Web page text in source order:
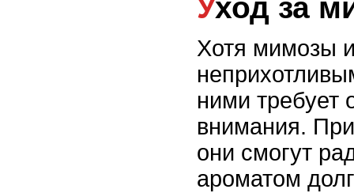
Уход за
Хотя мимозы
ними требует
внимания.
они смогут
ароматом